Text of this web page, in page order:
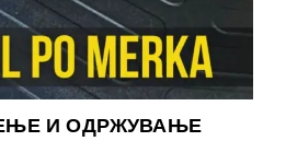
И ОДРЖУВАЊЕ